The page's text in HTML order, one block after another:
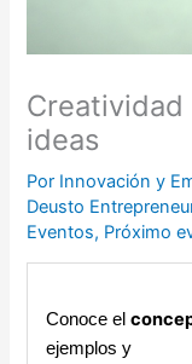
Creatividad
ideas
Por Innovación y
Deusto
Eventos, Próximo
Conoce el
ejemplos y